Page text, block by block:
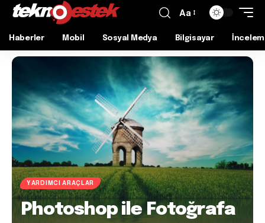
Aa
Haberler Mobil Sosyal Medya Bilgisayar
YARDIMCI ARAÇLAR
Photoshop ile Fotoğrafa